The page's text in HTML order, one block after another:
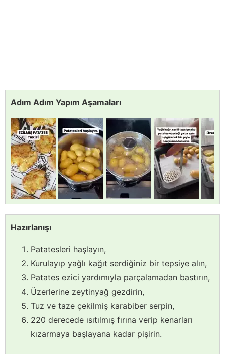
Adım Adım Yapım Aşamaları
Hazırlanışı
Patatesleri haşlayın,
Kurulayıp yağlı kağıt serdiğiniz bir tepsiye alın,
Patates ezici yardımıyla parçalamadan bastırın,
Üzerlerine zeytinyağ gezdirin,
Tuz ve taze çekilmiş karabiber serpin,
220 derecede ısıtılmış fırına verip kenarları
kızarmaya başlayana kadar pişirin.